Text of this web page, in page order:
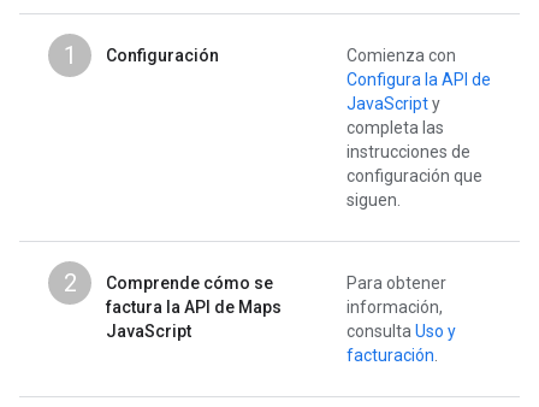
1 Configuración
Comienza con
Configura la API de
JavaScripty
completa las
instrucciones de
configuración que
siguen.
2
Comprende cómo se
factura la API de Maps
JavaScript
Para obtener
información,
consulta Uso y
facturación